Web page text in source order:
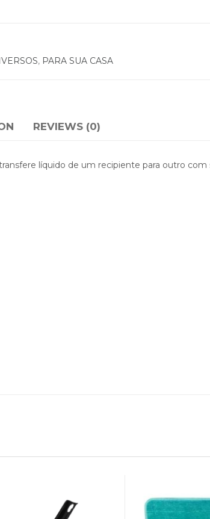
, PARA SUA CASA
REVIEWS (0)
líquido de um recipiente para outro com